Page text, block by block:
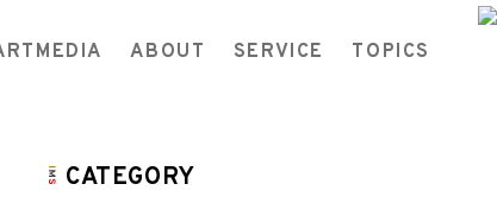
ABOUT SERVICE TOPICS
CATEGORY